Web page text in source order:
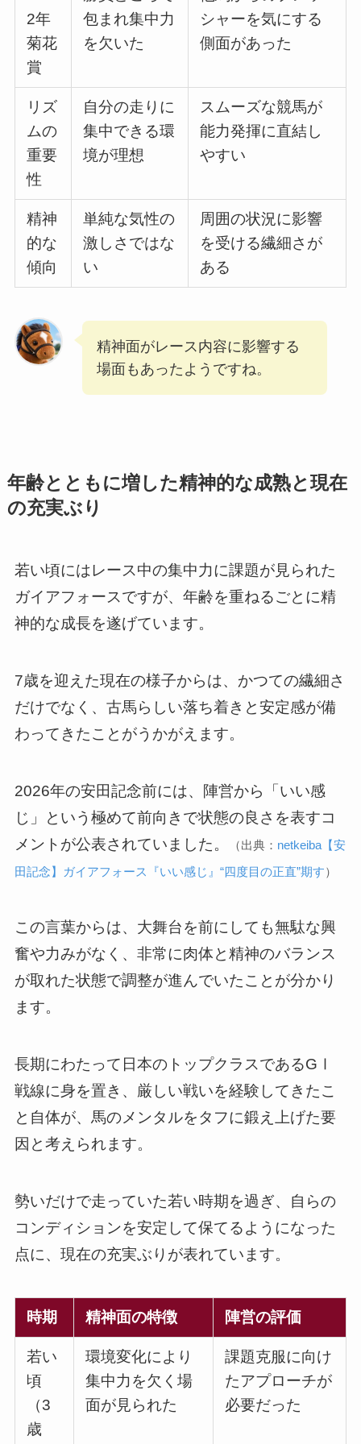
2年
菊花
賞
包まれ集中力
を欠いた
シャーを気にする
側面があった
リズ
ムの
重要
性
自分の走りに
集中できる環
境が理想
スムーズな競馬が
能力発揮に直結し
やすい
精神
的な
傾向
単純な気性の
激しさではな
い
周囲の状況に影響
を受ける繊細さが
ある
精神面がレース内容に影響する
場面もあったようですね。
年齢とともに増した精神的な成熟と現在
の充実ぶり
若い頃にはレース中の集中力に課題が見られた
ガイアフォースですが、年齢を重ねるごとに精
神的な成長を遂げています。
7歳を迎えた現在の様子からは、かつての繊細さ
だけでなく、古馬らしい落ち着きと安定感が備
わってきたことがうかがえます。
2026年の安田記念前には、陣営から「いい感
じ」という極めて前向きで状態の良さを表すコ
メントが公表されていました。
（出典： netkeiba【安
田記念】ガイアフォース『いい感じ』“四度目の正直”期す）
この言葉からは、大舞台を前にしても無駄な興
奮や力みがなく、非常に肉体と精神のバランス
が取れた状態で調整が進んでいたことが分かり
ます。
長期にわたって日本のトップクラスであるGⅠ
戦線に身を置き、厳しい戦いを経験してきたこ
と自体が、馬のメンタルをタフに鍛え上げた要
因と考えられます。
勢いだけで走っていた若い時期を過ぎ、自らの
コンディションを安定して保てるようになった
点に、現在の充実ぶりが表れています。
時期 精神面の特徴 陣営の評価
若い
頃
（3
歳
環境変化により
集中力を欠く場
面が見られた
課題克服に向け
たアプローチが
必要だった